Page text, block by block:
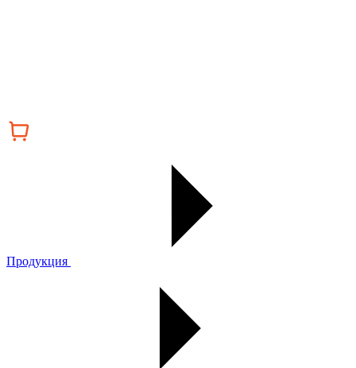
Продукция